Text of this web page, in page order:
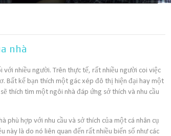
nhà
với nhiều người. Trên thực tế, rất nhiều người coi việc
Bất kể bạn thích một gác xép đô thị hiện đại hay một
thích tìm một ngôi nhà đáp ứng sở thích và nhu cầu
phù hợp với nhu cầu và sở thích của một cá nhân cụ
này là do nó liên quan đến rất nhiều biến số như các